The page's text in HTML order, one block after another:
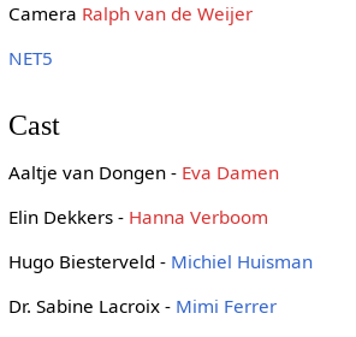
Camera Ralph van de Weijer
NET5
Cast
Aaltje van Dongen - Eva Damen
Elin Dekkers - Hanna Verboom
Hugo Biesterveld - Michiel Huisman
Dr. Sabine Lacroix - Mimi Ferrer